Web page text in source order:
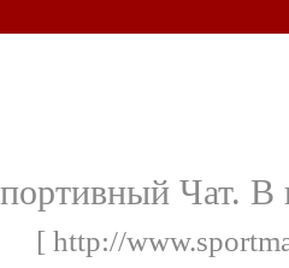
Чат. В
[ http://